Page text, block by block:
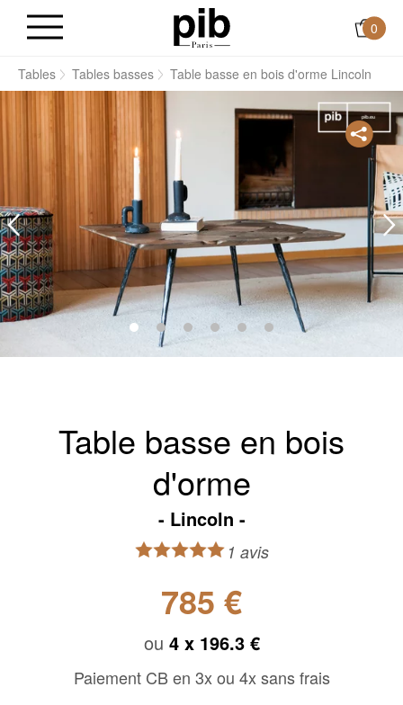
0
Tables Tables basses Table basse en bois d'orme Lincoln
Table basse en bois
d'orme
Lincoln
1 avis
785 €
ou 4 x 196.3 €
Paiement CB en 3x ou 4x sans frais